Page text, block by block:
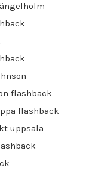
flashback
flashback
uppsala